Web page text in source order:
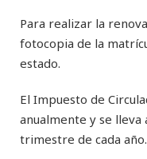
Para realizar la
fotocopia de la
estado.
El Impuesto de
anualmente y se
trimestre de cada año.